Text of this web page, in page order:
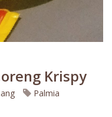
Krispy
Palmia